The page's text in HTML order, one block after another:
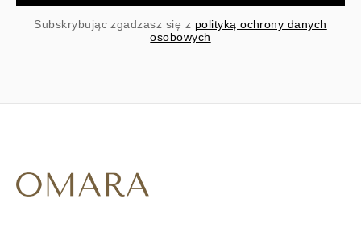
Subskrybując zgadzasz się z polityką ochrony danych
osobowych